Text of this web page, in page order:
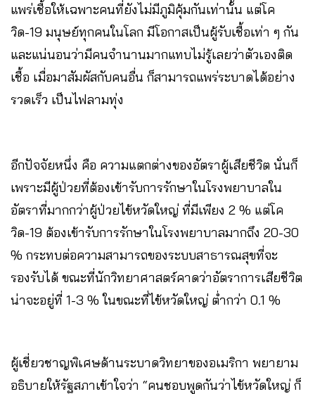
แพร่เชื้อให้เฉพาะคนที่ยังไม่มีภูมิคุ้มกันเท่านั้น แต่โค
วิด-19 มนุษย์ทุกคนในโลก มีโอกาสเป็นผู้รับเชื้อเท่า ๆ กัน
และแน่นอนว่ามีคนจำนานมากแทบไม่รู้เลยว่าตัวเองติด
เชื้อ เมื่อมาสัมผัสกับคนอื่น ก็สามารถแพร่ระบาดได้อย่าง
รวดเร็ว เป็นไฟลามทุ่ง
อีกปัจจัยหนึ่ง คือ ความแตกต่างของอัตราผู้เสียชีวิต นั่นก็
เพราะมีผู้ป่วยที่ต้องเข้ารับการรักษาในโรงพยาบาลใน
อัตราที่มากกว่าผู้ป่วยไข้หวัดใหญ่ ที่มีเพียง 2 % แต่โค
วิด-19 ต้องเข้ารับการรักษาในโรงพยาบาลมากถึง 20-30
% กระทบต่อความสามารถของระบบสาธารณสุขที่จะ
รองรับได้ ขณะที่นักวิทยาศาสตร์คาดว่าอัตราการเสียชีวิต
น่าจะอยู่ที่ 1-3 % ในขณะที่ไข้หวัดใหญ่ ต่ำกว่า 0.1 %
ผู้เชี่ยวชาญพิเศษด้านระบาดวิทยาของอเมริกา พยายาม
อธิบายให้รัฐสภาเข้าใจว่า “คนชอบพูดกันว่าไข้หวัดใหญ่ ก็